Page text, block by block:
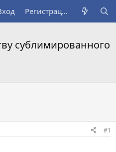
Регистрация
сублимированного
#1